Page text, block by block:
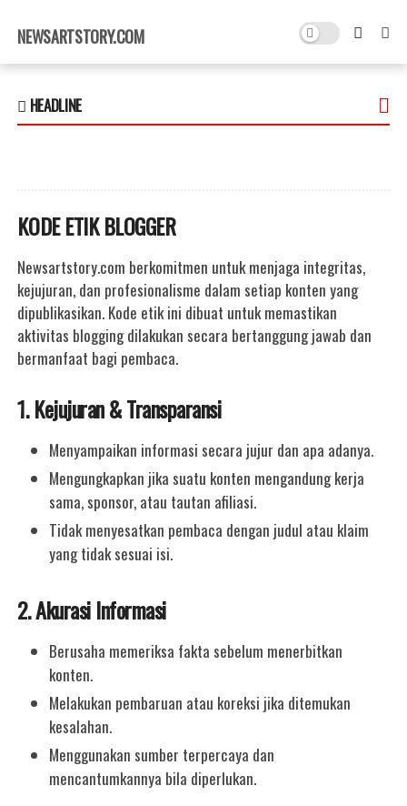
×
NEWSARTSTORY.COM
HEADLINE
KODE ETIK BLOGGER
Newsartstory.com berkomitmen untuk menjaga integritas,
kejujuran, dan profesionalisme dalam setiap konten yang
dipublikasikan. Kode etik ini dibuat untuk memastikan
aktivitas blogging dilakukan secara bertanggung jawab dan
bermanfaat bagi pembaca.
1. Kejujuran & Transparansi
Menyampaikan informasi secara jujur dan apa adanya.
Mengungkapkan jika suatu konten mengandung kerja
sama, sponsor, atau tautan afiliasi.
Tidak menyesatkan pembaca dengan judul atau klaim
yang tidak sesuai isi.
2. Akurasi Informasi
Berusaha memeriksa fakta sebelum menerbitkan
konten.
Melakukan pembaruan atau koreksi jika ditemukan
kesalahan.
Menggunakan sumber terpercaya dan
mencantumkannya bila diperlukan.